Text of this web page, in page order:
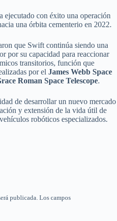
ejecutado con éxito una operación
una órbita cementerio en 2022.
que Swift continúa siendo una
por su capacidad para reaccionar
transitorios, función que
por el James Webb Space
Roman Space Telescope.
de desarrollar un nuevo mercado
y extensión de la vida útil de
robóticos especializados.
publicada. Los campos